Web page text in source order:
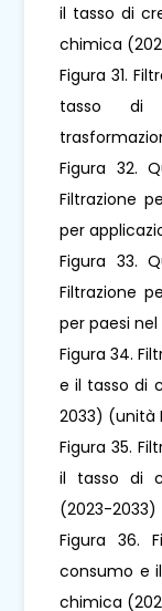
il tasso di
chimica
Figura 31.
tasso di
Figura 32.
Filtrazione
per
Figura 33.
Filtrazione
per paesi nel
Figura 34.
e il tasso di
2033) (unità
Figura 35.
il tasso di
(2023-2033)
Figura 36.
consumo e
chimica